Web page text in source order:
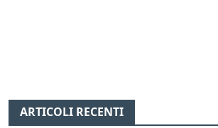
ARTICOLI RECENTI